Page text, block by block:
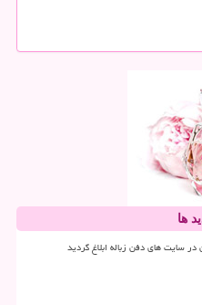
ها
در سایت های دفن زباله ابلاغ گردید